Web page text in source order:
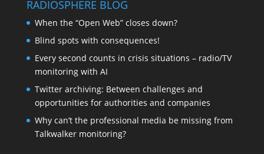
RADIOSPHERE BLOG
When the “Open Web” closes down?
Blind spots with consequences!
Every second counts in crisis situations – radio/TV
monitoring with AI
Twitter archiving: Between challenges and
opportunities for authorities and companies
Why can’t the professional media be missing from
Talkwalker monitoring?